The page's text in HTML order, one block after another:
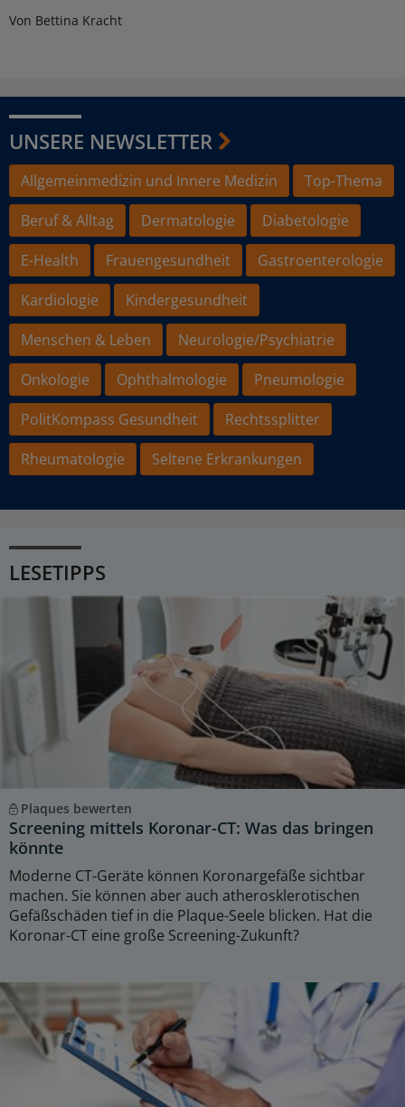
Von Bettina Kracht
UNSERE NEWSLETTER
Allgemeinmedizin und Innere Medizin
Top-Thema
Beruf & Alltag
Dermatologie
Diabetologie
E-Health
Frauengesundheit
Gastroenterologie
Kardiologie
Kindergesundheit
Menschen & Leben
Neurologie/Psychiatrie
Onkologie
Ophthalmologie
Pneumologie
PolitKompass Gesundheit
Rechtssplitter
Rheumatologie
Seltene Erkrankungen
LESETIPPS
Plaques bewerten
Screening mittels Koronar-CT: Was das bringen
könnte
Moderne CT-Geräte können Koronargefäße sichtbar
machen. Sie können aber auch atherosklerotischen
Gefäßschäden tief in die Plaque-Seele blicken. Hat die
Koronar-CT eine große Screening-Zukunft?